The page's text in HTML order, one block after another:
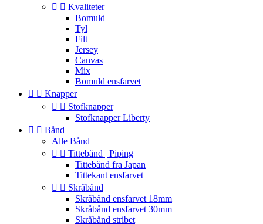
  Kvaliteter
Bomuld
Tyl
Filt
Jersey
Canvas
Mix
Bomuld ensfarvet
  Knapper
  Stofknapper
Stofknapper Liberty
  Bånd
Alle Bånd
  Tittebånd | Piping
Tittebånd fra Japan
Tittekant ensfarvet
  Skråbånd
Skråbånd ensfarvet 18mm
Skråbånd ensfarvet 30mm
Skråbånd stribet